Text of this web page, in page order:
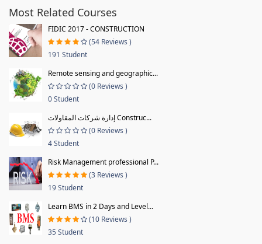
Most Related Courses
FIDIC 2017 - CONSTRUCTION
(54 Reviews )
191 Student
Remote sensing and geographic...
(0 Reviews )
0 Student
إدارة شركات المقاولات Construc...
(0 Reviews )
4 Student
Risk Management professional P...
(3 Reviews )
19 Student
Learn BMS in 2 Days and Level...
(10 Reviews )
35 Student